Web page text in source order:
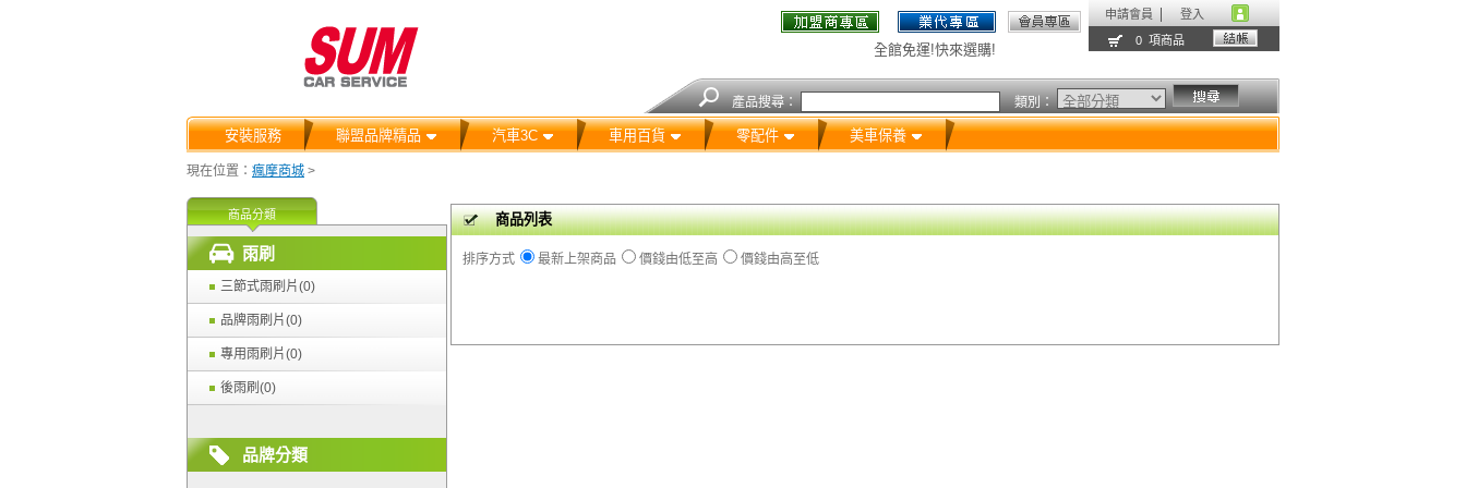
申請會員
登入
0 項商品
全館免運!快來選購!
產品搜尋： 類別：
安裝服務 聯盟品牌精品 汽車3C 車用百貨 零配件 美車保養
現在位置： 瘋摩商城 >
商品分類
雨刷
三節式雨刷片(0)
品牌雨刷片(0)
專用雨刷片(0)
後雨刷(0)
品牌分類
商品列表
排序方式 最新上架商品 價錢由低至高 價錢由高至低